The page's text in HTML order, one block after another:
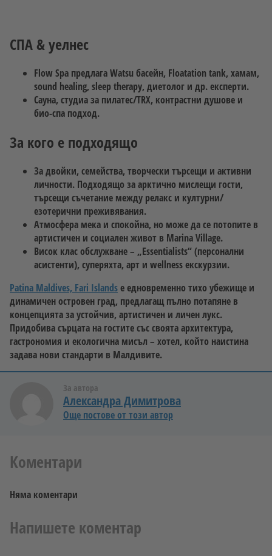
СПА & уелнес
Flow Spa предлага Watsu басейн, Floatation tank, хамам,
sound healing, sleep therapy, диетолог и др. експерти.
Сауна, студиа за пилатес/TRX, контрастни душове и
био-спа подход.
За кого е подходящо
За двойки, семейства, творчески търсещи и активни
личности. Подходящо за арктично мислещи гости,
търсещи съчетание между релакс и културни/
езотерични преживявания.
Атмосфера мека и спокойна, но може да се потопите в
артистичен и социален живот в Marina Village.
Висок клас обслужване – „Essentialists“ (персонални
асистенти), суперяхта, арт и wellness екскурзии.
Patina Maldives, Fari Islandsе едновременно тихо убежище и
динамичен островен град, предлагащ пълно потапяне в
концепцията за устойчив, артистичен и личен лукс.
Придобива сърцата на гостите със своята архитектура,
гастрономия и екологична мисъл – хотел, който наистина
задава нови стандарти в Малдивите.
За автора
Александра Димитрова
Още постове от този автор
Коментари
Няма коментари
Напишете коментар